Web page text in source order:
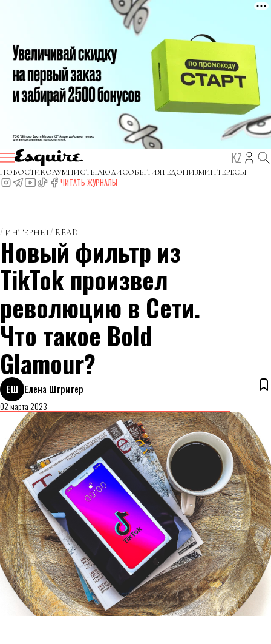
KZ
НОВОСТИКОЛУМНИСТЫЛЮДИСОБЫТИЯГЕДОНИЗМИНТЕРЕСЫ
ЧИТАТЬ ЖУРНАЛЫ
ИНТЕРНЕТ READ
Новый фильтр из
TikTok произвел
революцию в Сети.
Что такое Bold
Glamour?
ЕШ Елена Штритер
02 марта 2023